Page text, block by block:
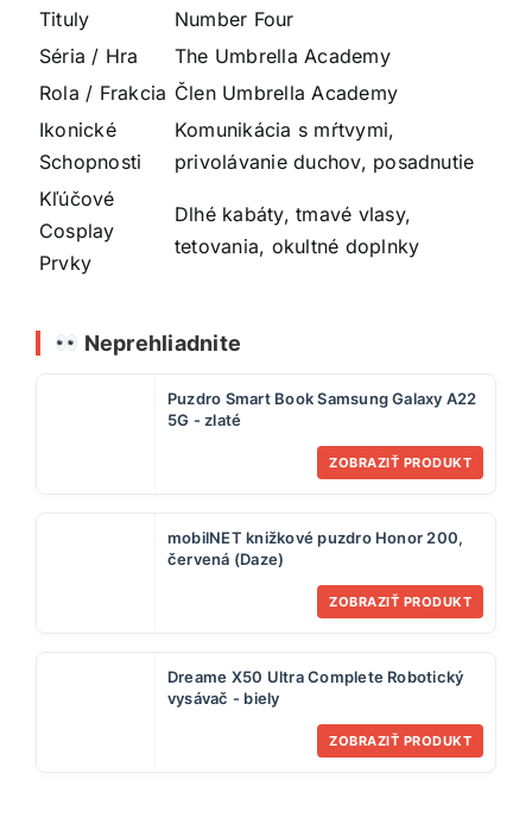
Tituly
Number Four
Séria / Hra
The Umbrella Academy
Rola / Frakcia Člen Umbrella Academy
Ikonické
Schopnosti
Komunikácia s mŕtvymi,
privolávanie duchov, posadnutie
Kľúčové
Cosplay
Prvky
Dlhé kabáty, tmavé vlasy,
tetovania, okultné doplnky
Neprehliadnite
Puzdro Smart Book Samsung Galaxy A22
5G - zlaté
ZOBRAZIŤ PRODUKT
mobilNET knižkové puzdro Honor 200,
červená (Daze)
ZOBRAZIŤ PRODUKT
Dreame X50 Ultra Complete Robotický
vysávač - biely
ZOBRAZIŤ PRODUKT